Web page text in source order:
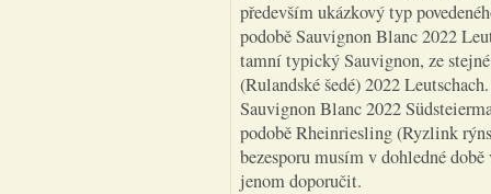
především ukázkový typ
podobě Sauvignon Blanc 2022
tamní typický Sauvignon, ze
(Rulandské šedé) 2022
Sauvignon Blanc 2022
podobě Rheinriesling (Ryzlink
bezesporu musím v dohledné
jenom doporučit.